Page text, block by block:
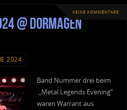
KEINE KOMMENTARE
@ Dormagen
2024
Band Nummer drei beim
„Metal Legends Evening“
waren Warrant aus